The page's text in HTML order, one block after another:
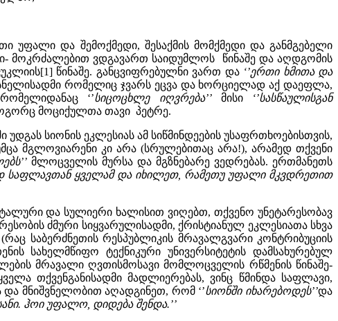
უფალი და შემოქმედი, შესაქმის მომქმედი და განმგებელი
მოკრძალებით ვდგავართ საიდუმლოს წინაშე და აღდგომის
წინაშე. განცვიფრებულნი ვართ და ‘’ერთი ხმითა და
რომელიც ჯვარს ეცვა და ხორციელად აქ დაეფლა,
‘’სიცოცხლე იღვრება’’მისი
‘’სასწაულისგან
მოციქულთა თავი პეტრე.
სიონის ეკლესიას ამ სიწმინდეების უსაფრთხოებისთვის,
მგლოვიარენი კი არა (სრულებითაც არა!), არამედ თქვენი
მლოცველის მურსა და მგზნებარე ვედრებას. ერთმანეთს
საფლავთან ყველამ და იხილეთ, რამეთუ უფალი მკვდრეთით
და სულიერი ხალისით ვიღებთ, თქვენო უნეტარესობავ
ძმური სიყვარულისადმი, ქრისტიანულ ეკლესიათა სხვა
საბერძნეთის რესპუბლიკის მრავალგვარი კონტრიბუციის
სახელმწიფო ტექნიკური უნივერსიტეტის დამსახურებულ
მრავალი ღვთისმოსავი მომლოცველის რწმენის წინაშე-
თქვენგანისადმი მადლიერებას, ვინც წმინდა საფლავი,
და მნიშვნელობით აღადგინეთ, რომ ‘’სიონში იხარებოდეს’’და
ჰოი უფალო, დიდება შენდა.’’